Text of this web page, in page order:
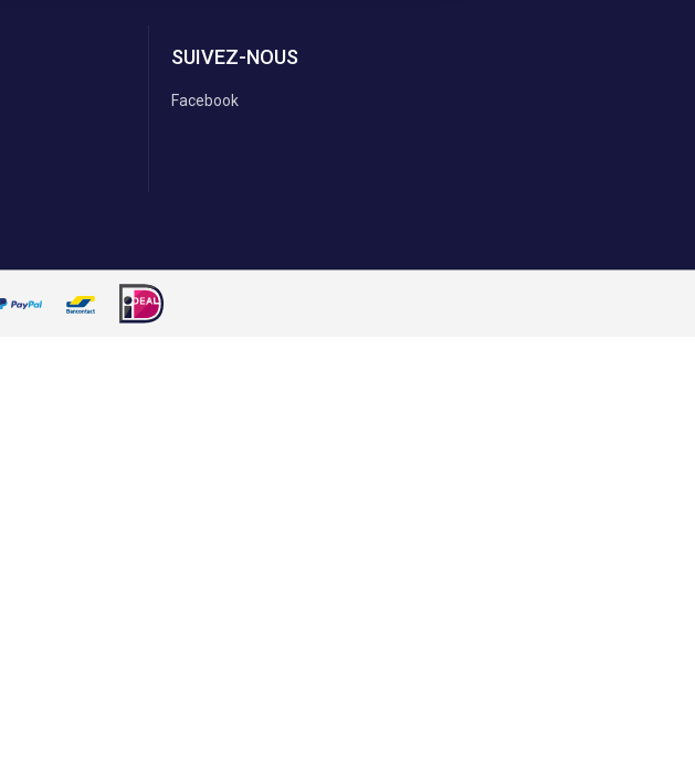
SUIVEZ-NOUS
Facebook